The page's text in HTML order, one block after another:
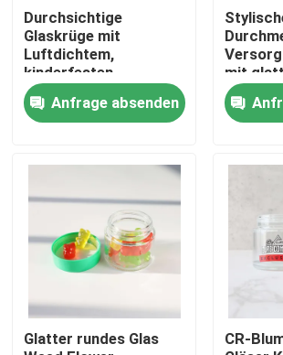
Fabrik-Ausflug
Qualitätskontrolle
Nachrichten
Benutzerdefiniertes Weed-Paket
Durchsichtige
Glaskrüge mit
Luftdichtem,
kinderfesten
Schraubdeckel für die
Trockenlagerung von
Lebensmitteln
Anfrage absenden
mit
Glatter rundes Glas
CR-